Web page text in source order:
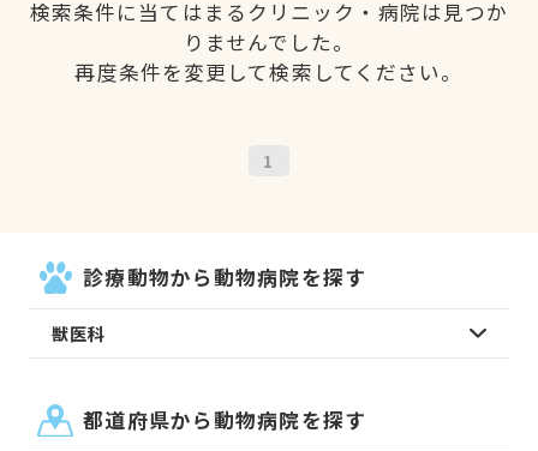
検索条件に当てはまるクリニック・病院は見つか
りませんでした。
再度条件を変更して検索してください。
1
診療動物から動物病院を探す
獣医科
都道府県から動物病院を探す